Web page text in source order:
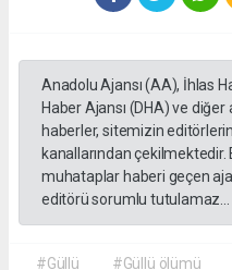
Anadolu Ajansı (AA), İhlas
Haber Ajansı (DHA) ve
haberler, sitemizin
kanallarından
muhataplar haberi geçen
editörü sorumlu tutulamaz...
#Güllü #Güllü ölümü